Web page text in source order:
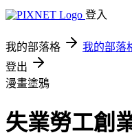
登入
我的部落格 我的部落
登出
漫畫塗鴉
失業勞工創